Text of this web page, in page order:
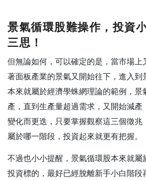
景氣循環股難操作，投資
三思！
但無論如何，可以確定的是，當市場上
著面板產業的景氣又開始往下，進入到
本來就屬於經濟學蛛網理論的範例，景
產，直到生產量超過需求，又開始減產
變化而更迭，只要掌握觀察這三個徵兆
屬於哪一階段，投資起來就更有把握。
不過也小小提醒，景氣循環股本來就屬
投資標的，最好已經脫離新手小白階段